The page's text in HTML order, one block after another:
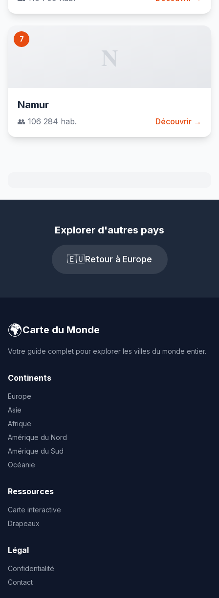
7
N
Namur
👥 106 284 hab. Découvrir →
Explorer d'autres pays
🇪🇺Retour à Europe
🌍Carte du Monde
Votre guide complet pour explorer les villes du monde entier.
Continents
Europe
Asie
Afrique
Amérique du Nord
Amérique du Sud
Océanie
Ressources
Carte interactive
Drapeaux
Légal
Confidentialité
Contact